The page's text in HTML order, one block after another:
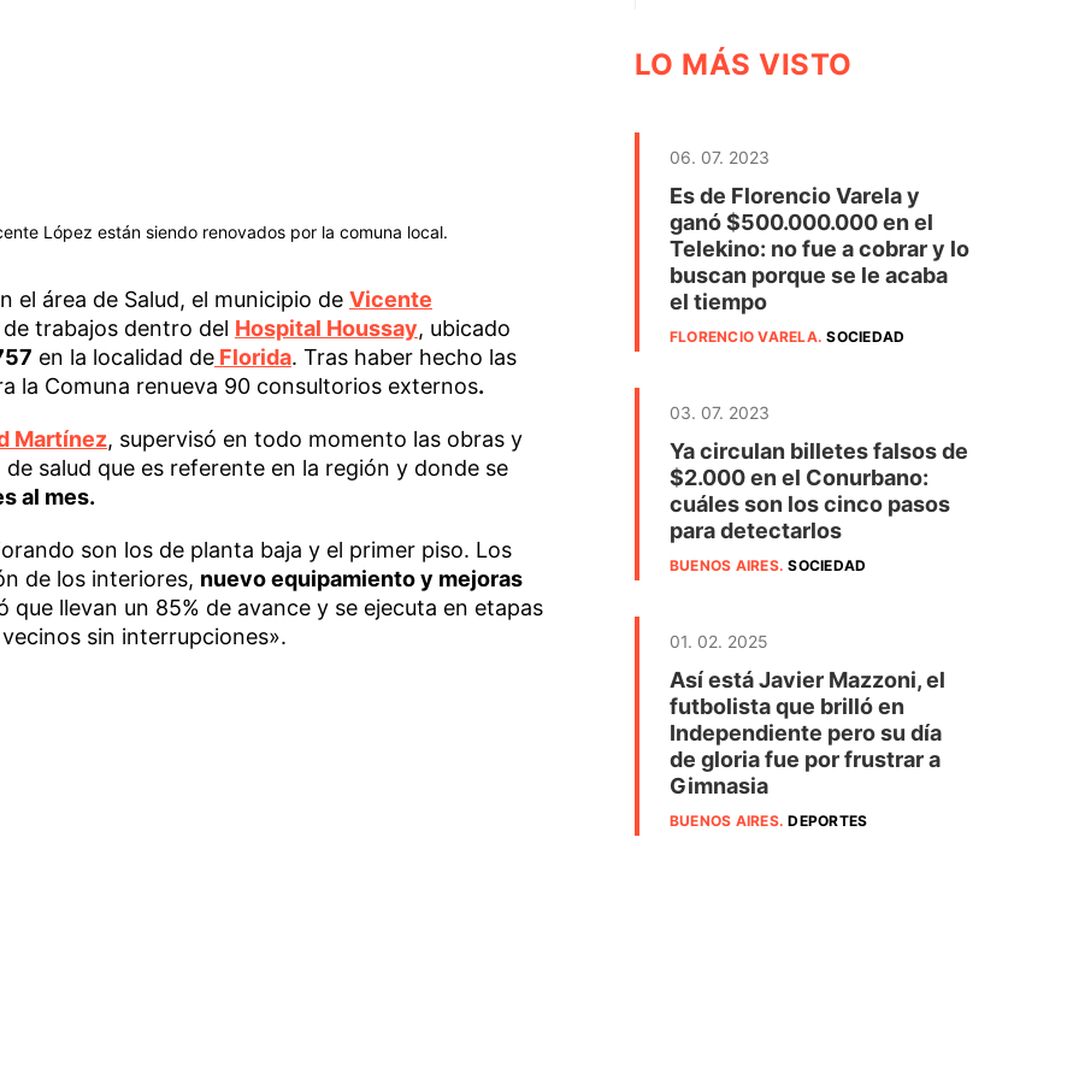
López están siendo renovados por la comuna local.
el área de Salud, el municipio de Vicente
trabajos dentro del Hospital Houssay, ubicado
en la localidad deFlorida. Tras haber hecho las
la Comuna renueva 90 consultorios externos.
Martínez, supervisó en todo momento las obras y
salud que es referente en la región y donde se
al mes.
son los de planta baja y el primer piso. Los
de los interiores, nuevo equipamiento y mejoras
llevan un 85% de avance y se ejecuta en etapas
sin interrupciones».
LO MÁS VISTO
06. 07. 2023
Es de Florencio Varela y
ganó $500.000.000 en el
Telekino: no fue a cobrar y lo
buscan porque se le acaba
el tiempo
FLORENCIO VARELA.SOCIEDAD
03. 07. 2023
Ya circulan billetes falsos de
$2.000 en el Conurbano:
cuáles son los cinco pasos
para detectarlos
BUENOS AIRES.SOCIEDAD
01. 02. 2025
Así está Javier Mazzoni, el
futbolista que brilló en
Independiente pero su día
de gloria fue por frustrar a
Gimnasia
BUENOS AIRES.DEPORTES